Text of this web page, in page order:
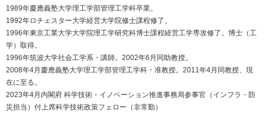
1989年慶應義塾大学理工学部管理工学科卒業。
1992年ロチェスター大学経営大学院修士課程修了。
1996年東京工業大学大学院理工学研究科博士課程経営工学専攻修了。博士（工
学）取得。
1996年筑波大学社会工学系・講師。2002年6月同助教授。
2008年4月慶應義塾大学理工学部管理工学科・准教授。2011年4月同教授、現
在に至る。
2023年4月内閣府 科学技術・イノベーション推進事務局参事官（インフラ・防
災担当）付上席科学技術政策フェロー（非常勤）